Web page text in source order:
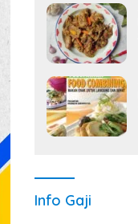
Info Gaji